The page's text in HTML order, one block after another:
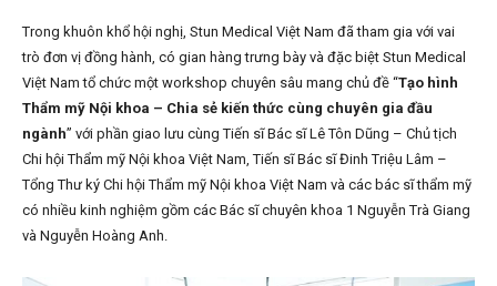
Trong khuôn khổ hội nghị, Stun Medical Việt Nam đã tham gia với vai
trò đơn vị đồng hành, có gian hàng trưng bày và đặc biệt Stun Medical
Việt Nam tổ chức một workshop chuyên sâu mang chủ đề “Tạo hình
Thẩm mỹ Nội khoa – Chia sẻ kiến thức cùng chuyên gia đầu
ngành” với phần giao lưu cùng Tiến sĩ Bác sĩ Lê Tôn Dũng – Chủ tịch
Chi hội Thẩm mỹ Nội khoa Việt Nam, Tiến sĩ Bác sĩ Đinh Triệu Lâm –
Tổng Thư ký Chi hội Thẩm mỹ Nội khoa Việt Nam và các bác sĩ thẩm mỹ
có nhiều kinh nghiệm gồm các Bác sĩ chuyên khoa 1 Nguyễn Trà Giang
và Nguyễn Hoàng Anh.